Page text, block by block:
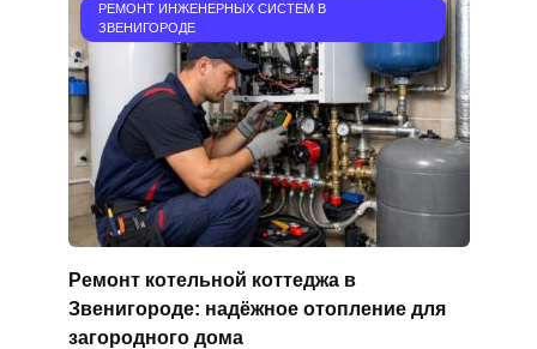
РЕМОНТ ИНЖЕНЕРНЫХ СИСТЕМ В
ЗВЕНИГОРОДЕ
Ремонт котельной коттеджа в
Звенигороде: надёжное отопление для
загородного дома